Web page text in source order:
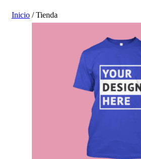
Inicio / Tienda